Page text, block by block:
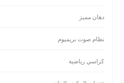
دهان مميز
نظام صوت بريميوم
كراسي رياضية